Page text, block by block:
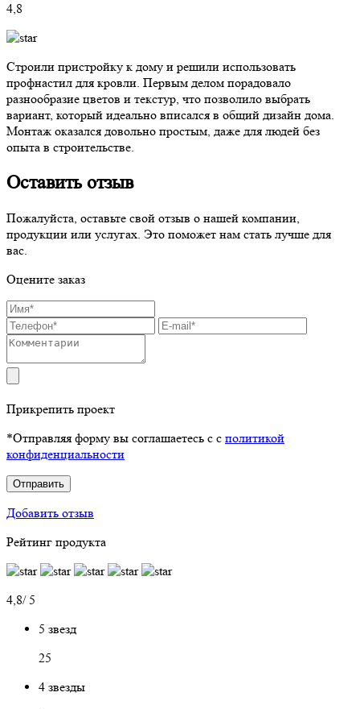
4,8
Строили пристройку к дому и решили использовать
профнастил для кровли. Первым делом порадовало
разнообразие цветов и текстур, что позволило выбрать
вариант, который идеально вписался в общий дизайн дома.
Монтаж оказался довольно простым, даже для людей без
опыта в строительстве.
Оставить отзыв
Пожалуйста, оставьте свой отзыв о нашей компании,
продукции или услугах. Это поможет нам стать лучше для
вас.
Оцените заказ
Прикрепить проект
*Отправляя форму вы соглашаетесь с с политикой
конфиденциальности
Отправить
Добавить отзыв
Рейтинг продукта
4,8/ 5
5 звезд
25
4 звезды